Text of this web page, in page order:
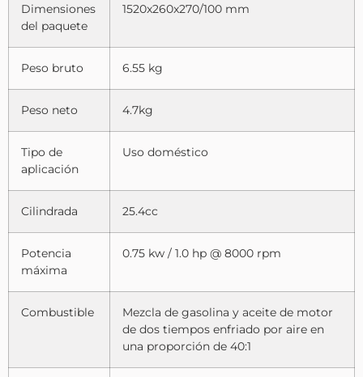
Dimensiones
del paquete
1520x260x270/100 mm
Peso bruto 6.55 kg
Peso neto 4.7kg
Tipo de
aplicación
Uso doméstico
Cilindrada 25.4cc
Potencia
máxima
0.75 kw / 1.0 hp @ 8000 rpm
Combustible
Mezcla de gasolina y aceite de motor
de dos tiempos enfriado por aire en
una proporción de 40:1